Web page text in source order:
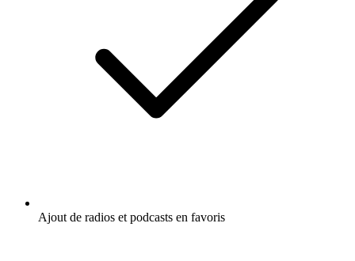
Ajout de radios et podcasts en favoris